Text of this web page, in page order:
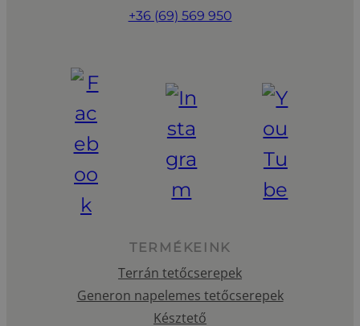
+36 (69) 569 950
TERMÉKEINK
Terrán tetőcserepek
Generon napelemes tetőcserepek
Késztető